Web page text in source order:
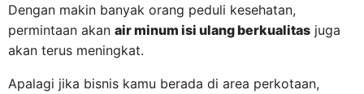
Dengan makin banyak orang peduli kesehatan,
permintaan akan air minum isi ulang berkualitas juga
akan terus meningkat.
Apalagi jika bisnis kamu berada di area perkotaan,